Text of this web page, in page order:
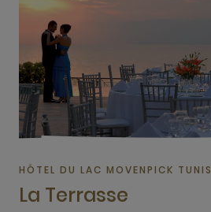
HÔTEL DU LAC MOVENPICK TUNIS
La Terrasse